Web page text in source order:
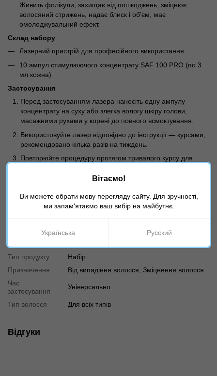
Живить фолікули, захищає від пошкоджень, зміцнює
волосяний стрижень, надає блиск і об’єм, має
омолоджувальний ефект.
Склад набору
Лазерний пристрій для професійного використання
10 ампул стимулюючого концентрату SAF 100 PRO (по 3
мл кожна)
Застосування
Перед застосуванням лазера нанесіть одну ампулу
концентрату на суху або злегка вологу шкіру голови,
масажними рухами у корені до повного всмоктування.
Використовуйте лазер відповідно до інструкції — курсами,
рекомендовано кілька разів на тиждень.
Повторюйте процедуру протягом тривалого курсу для
Характеристики
Вік
Тип продукту
Набір
Призначення
Від випадіння волосся, Зміцнення волосся
Час
застосування
Універсально
Тип волосся Для всіх типів
Відгуки
Вітаємо!
Ви можете обрати мову перегляду сайту. Для зручності,
ми запам'ятаємо ваш вибір на майбутнє.
Українська Русский